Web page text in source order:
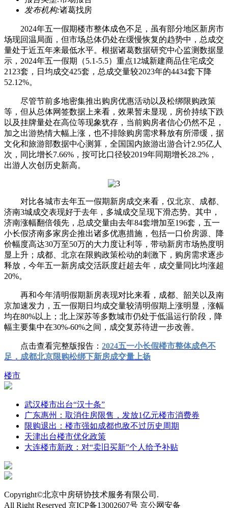
发布机构:诸葛找房
2024年五一假期楼市整体成色不足，虽有部分地区新房市
场现回温局面，但市场总体仍处在缓慢恢复的趋势中，总成交
量处于近五年来最低水平。根据诸葛数据研究中心监测数据显
示，2024年五一假期（5.1-5.5）重点12城新建商品住宅成交
2123套，日均成交425套，总成交量较2023年的4434套下降
52.12%。
尽管节前多地密集推出购房优惠活动以及松绑限购政策
等，但从总体网签数据上来看，效果暂未显现，房价持续下跌
以及挂牌量处在高位等现象犹存，当前购房者信心仍然不足，
加之出游热情大幅上涨，也不排除购房需求释放有所滞缓，据
文化和旅游部数据中心测算，全国国内旅游出游合计2.95亿人
次，同比增长7.66%，按可比口径较2019年同期增长28.2%，
出游人次创历史新高。
对比各城市去年五一假期新房成交来看，仅北京、成都、
济南3城成交表现好于去年，多城成交呈现下滑态势。其中，
济南涨幅翻倍领先，总成交量由去年84套增加至196套，五一
小长假济南多家房企推出诸多优惠措施，包括一口价房源、降
价幅度高达30万至50万的大力度让利等，带动新房市场热度明
显上升；成都、北京在限购政策松动的刺激下，购房需求逐步
释放，今年五一新房成交活跃度赶超去年，成交量同比均涨超
20%。
再和今年清明假期新房表现对比来看，成都、韶关以及南
京加速发力，五一假期日均成交量较清明假期上涨明显，涨幅
均在80%以上；北上深苏等多数城市仍处于低温运行阶段，降
幅主要集中在30%-60%之间，成交复苏待进一步改善。
点击查看完整版报告： 2024五一小长假楼市整体成色不
足，成都北京限购松绑下新房成交量上扬
楼市
武汉楼市出台“汉十条”
广东惠州：取消住房限售，发放1亿元楼市消费券
限购退出：楼市强如成都也敌不过历史周期
天津出台楼市优化政策
大连楼市新政：对“卖旧买新”个人给予补贴
Copyright©北京中房研协技术服务有限公司.
All Right Reserved 京ICP备13002607号 京公网安备